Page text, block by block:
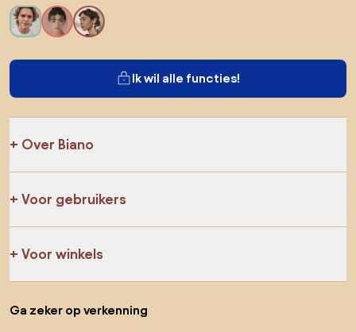
Ik wil alle functies!
Over Biano
Voor gebruikers
Voor winkels
Ga zeker op verkenning